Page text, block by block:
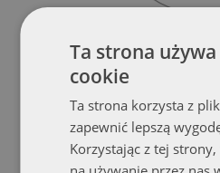
Produkty z
od
Ta strona
cookie
Ta strona korzysta z
zapewnić lepszą
Korzystając z tej